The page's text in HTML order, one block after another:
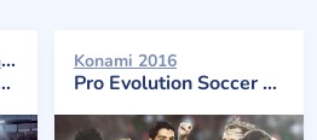
Konami Digital Entertainment 2017
Konami 2016
Pro Evolution Soccer 2017